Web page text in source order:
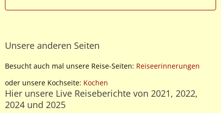
Unsere anderen Seiten
Besucht auch mal unsere Reise-Seiten: Reiseerinnerungen
oder unsere Kochseite: Kochen
Hier unsere Live Reiseberichte von 2021, 2022,
2024 und 2025